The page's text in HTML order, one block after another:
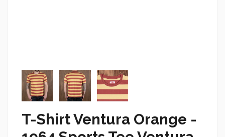
T-Shirt Ventura Orange -